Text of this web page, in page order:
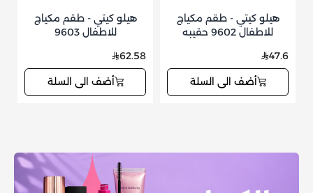
هيلو كيتي - طقم مكياج
للاطفال 9602 حقيبه
47.6
أضف الى السلة
هيلو كيتي - طقم مكياج
للاطفال 9603
62.58
أضف الى السلة